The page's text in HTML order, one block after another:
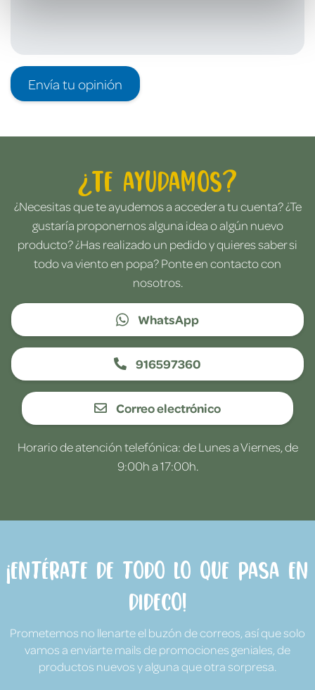
Envía tu opinión
¿Te ayudamos?
¿Necesitas que te ayudemos a acceder a tu cuenta? ¿Te
gustaría proponernos alguna idea o algún nuevo
producto? ¿Has realizado un pedido y quieres saber si
todo va viento en popa? Ponte en contacto con
nosotros.
WhatsApp
916597360
Correo electrónico
Horario de atención telefónica: de Lunes a Viernes, de
9:00h a 17:00h.
¡Entérate de todo lo que pasa en
Dideco!
Prometemos no llenarte el buzón de correos, así que solo
vamos a enviarte mails de promociones geniales, de
productos nuevos y alguna que otra sorpresa.